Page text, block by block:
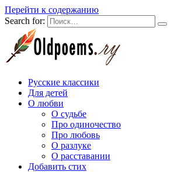
Перейти к содержанию
Search for:
Русские классики
Для детей
О любви
О судьбе
Про одиночество
Про любовь
О разлуке
О расставании
Добавить стих